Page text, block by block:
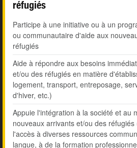
réfugiés
Participe à une initiative ou à un
ou communautaire d'aide aux
réfugiés
Aide à répondre aux besoins
et/ou des réfugiés en matière
logement, transport, entreposage,
d'hiver, etc.)
Appuie l'intégration à la société et au
nouveaux arrivants et/ou des
l'accès à diverses ressources
langue, à de la formation